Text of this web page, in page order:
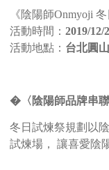
《陰陽師Onmyoji 冬
活動時間： 2019/12/
活動地點： 台北圓
�〈陰陽師品牌串聯
冬日試煉祭規劃以
試煉場， 讓喜愛陰